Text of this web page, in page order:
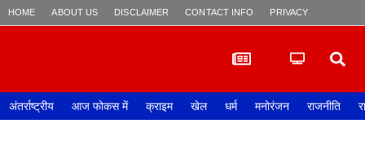
HOME ABOUT US DISCLAIMER CONTACT INFO PRIVACY POLICY
अंतर्राष्ट्रीय आज फोकस में क्राइम खेल धर्म मनोरंजन राजनीति